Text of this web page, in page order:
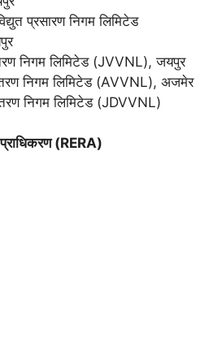
प्रसारण निगम लिमिटेड
निगम लिमिटेड (JVVNL), जयपुर
निगम लिमिटेड (AVVNL), अजमेर
निगम लिमिटेड (JDVVNL)
(RERA)